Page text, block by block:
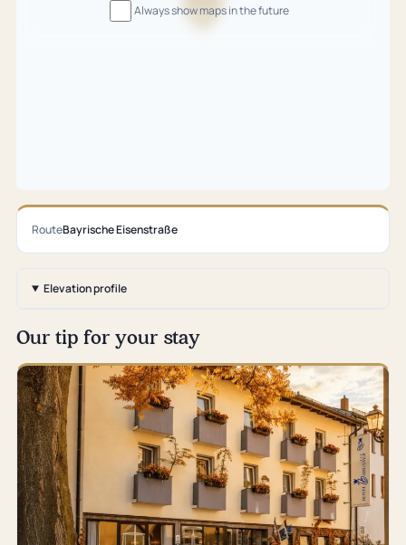
Always show maps in the future
Loading
RouteBayrische Eisenstraße
Elevation profile
Our tip for your stay